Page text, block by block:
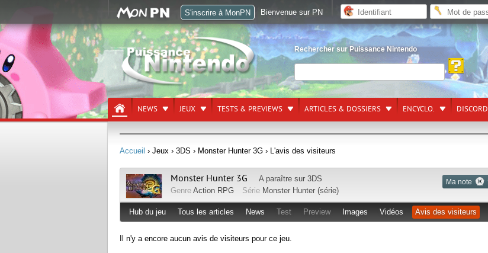
Rechercher sur Puissance Nintendo
NEWS JEUX TESTS & PREVIEWS ARTICLES & DOSSIERS ENCYCLO. DISCORD
Accueil › Jeux › 3DS › Monster Hunter 3G › L'avis des visiteurs
Ma note
Monster Hunter 3G A paraître sur 3DS
Genre Action RPG Série Monster Hunter (série)
Hub du jeu Tous les articles News Test Preview Images Vidéos Avis des visiteurs
Il n'y a encore aucun avis de visiteurs pour ce jeu.
S'inscrire à MonPN Bienvenue sur PN